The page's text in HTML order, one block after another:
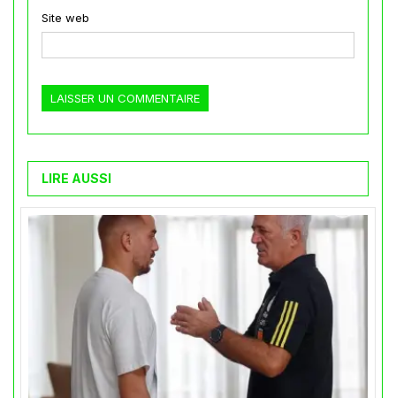
Site web
LIRE AUSSI